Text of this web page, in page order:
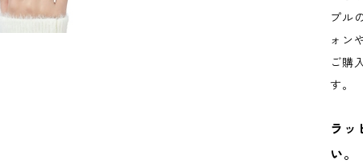
プル
ォン
ご購
す。
ラッ
い。